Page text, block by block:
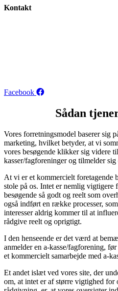
Kontakt
Facebook
Sådan
Vores forretningsmodel baserer sig
marketing, hvilket betyder, at vi
vores besøgende klikker sig videre
kasser/fagforeninger og tilmelder sig
At vi er et kommercielt foretagende
stole på os. Intet er nemlig vigtigere
besøgende så godt og reelt som
også indført en række processer,
interesser aldrig kommer til at
rådgive reelt og oprigtigt.
I den henseende er det værd at
anmelder en a-kasse/fagforening,
et kommercielt samarbejde med a-
Et andet islæt ved vores site, der
om, at intet er af større vigtighed for